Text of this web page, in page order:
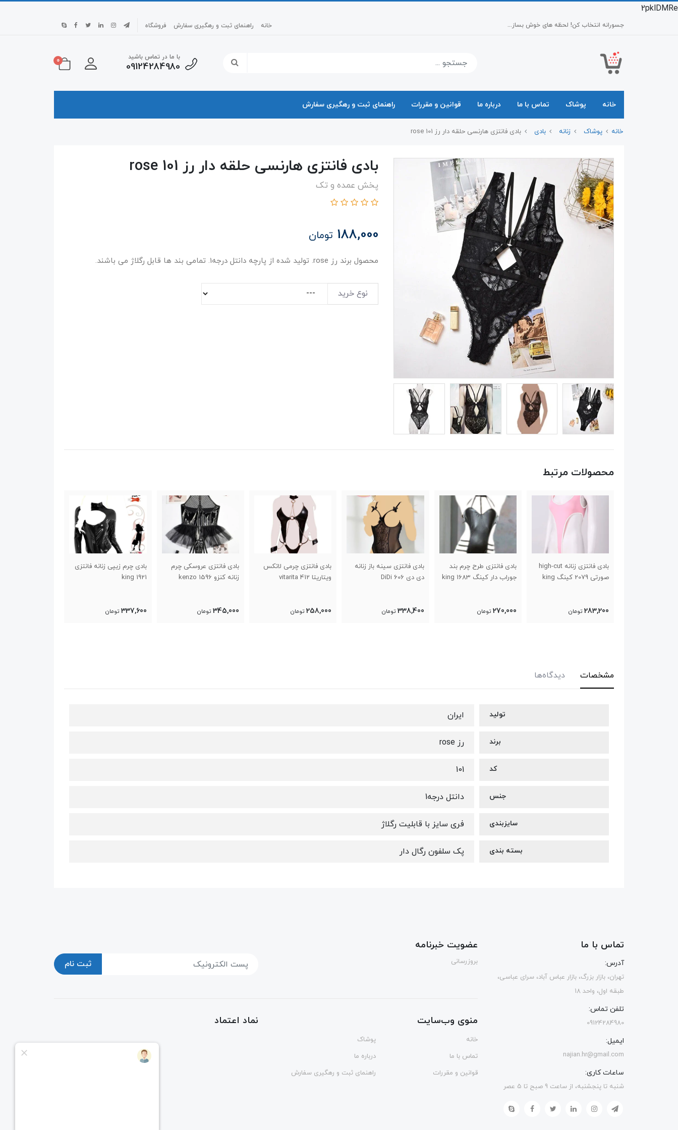
2pklDMRe
جسورانه انتخاب کن! لحظه های خوش بساز... خانه راهنمای ثبت و رهگیری سفارش فروشگاه
با ما در تماس باشید
09124284980
0
خانه پوشاک تماس با ما درباره ما قوانین و مقررات راهنمای ثبت و رهگیری سفارش
خانه پوشاک زنانه بادی بادی فانتزی هارنسی حلقه دار رز 101 rose
بادی فانتزی هارنسی حلقه دار رز 101 rose
پخش عمده و تک
188,000 تومان
محصول برند رز rose. تولید شده از پارچه دانتل درجه1. تمامی بند ها قابل رگلاژ می باشند.
نوع خرید
محصولات مرتبط
بادی فانتزی زنانه high-cut
صورتی 2079 کینگ king
283,200 تومان
بادی فانتزی طرح چرم بند
جوراب دار کینگ 1683 king
270,000 تومان
بادی فانتزی سینه باز زنانه
دی دی 606 DiDi
338,400 تومان
بادی فانتزی چرمی لاتکس
ویتاریتا 412 vitarita
258,000 تومان
بادی فانتزی عروسکی چرم
زنانه کنزو 1596 kenzo
345,000 تومان
بادی چرم زیپی زنانه فانتزی
1921 king
337,600 تومان
مشخصات دیدگاه‌ها
تولید ایران
برند رز rose
کد 101
جنس دانتل درجه1
سایزبندی فری سایز با قابلیت رگلاژ
بسته بندی پک سلفون رگال دار
تماس با ما
آدرس:
تهران، بازار بزرگ، بازار عباس آباد، سرای عباسی،
طبقه اول، واحد 18
تلفن تماس:
09124284980
ایمیل:
najian.hr@gmail.com
ساعات کاری:
شنبه تا پنجشنبه، از ساعت 9 صبح تا 5 عصر
عضویت خبرنامه
بروزرسانی ثبت نام
منوی وب‌سایت
خانه
پوشاک
تماس با ما
درباره ما
قوانین و مقررات
راهنمای ثبت و رهگیری سفارش
نماد اعتماد